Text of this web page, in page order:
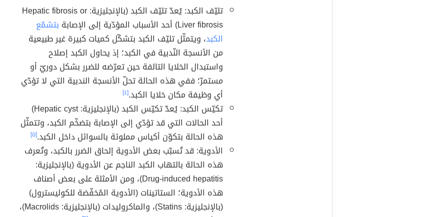
تليّف الكبد: يُعدّ تليّف الكبد (بالإنجليزية: Hepatic fibrosis or
Liver fibrosis) أحد الأسباب المؤدّية إلى الإصابة
بتشمّع
الكبد، ويتمثّل تليّف الكبد بتشكّل كميات كبيرة غير طبيعية
من الأنسجة النّدبية في الكبد؛ إذ يحاول الكبد إصلاح
واستبدال الخلايا التالفة حين تعرّضه للضرر بشكل دوريّ أو
مستمرّ؛ ففي هذه الحالة تحلّ الأنسجة الندبية التي لا تؤدّي
أي وظيفة مكان خلايا الكبد.[٤]
تكيّس الكبد: يُعدّ تكيّس الكبد (بالإنجليزية: Hepatic cyst)
أحد الحالات التي قد تؤدّي إلى الإصابة بتضخّم الكبد، وتتمثّل
هذه الحالة بتكوّن أكياس مملوئة بالسوائل داخل الكبد.[٥]
الأدوية: قد تُسبّب بعض الأدوية إلحاق الضرر بالكبد، وتُعرف
هذه الحالة بالتهاب الكبد الناجم عن الأدوية (بالإنجليزية:
Drug-induced hepatitis)، ومن الأمثلة على بعض أصناف
هذه الأدوية؛ الستاتينات (الأدوية المُخفّضة للكوليسترول)
(بالإنجليزية: Statins)، والماكروليدات (بالإنجليزية: Macrolids)،